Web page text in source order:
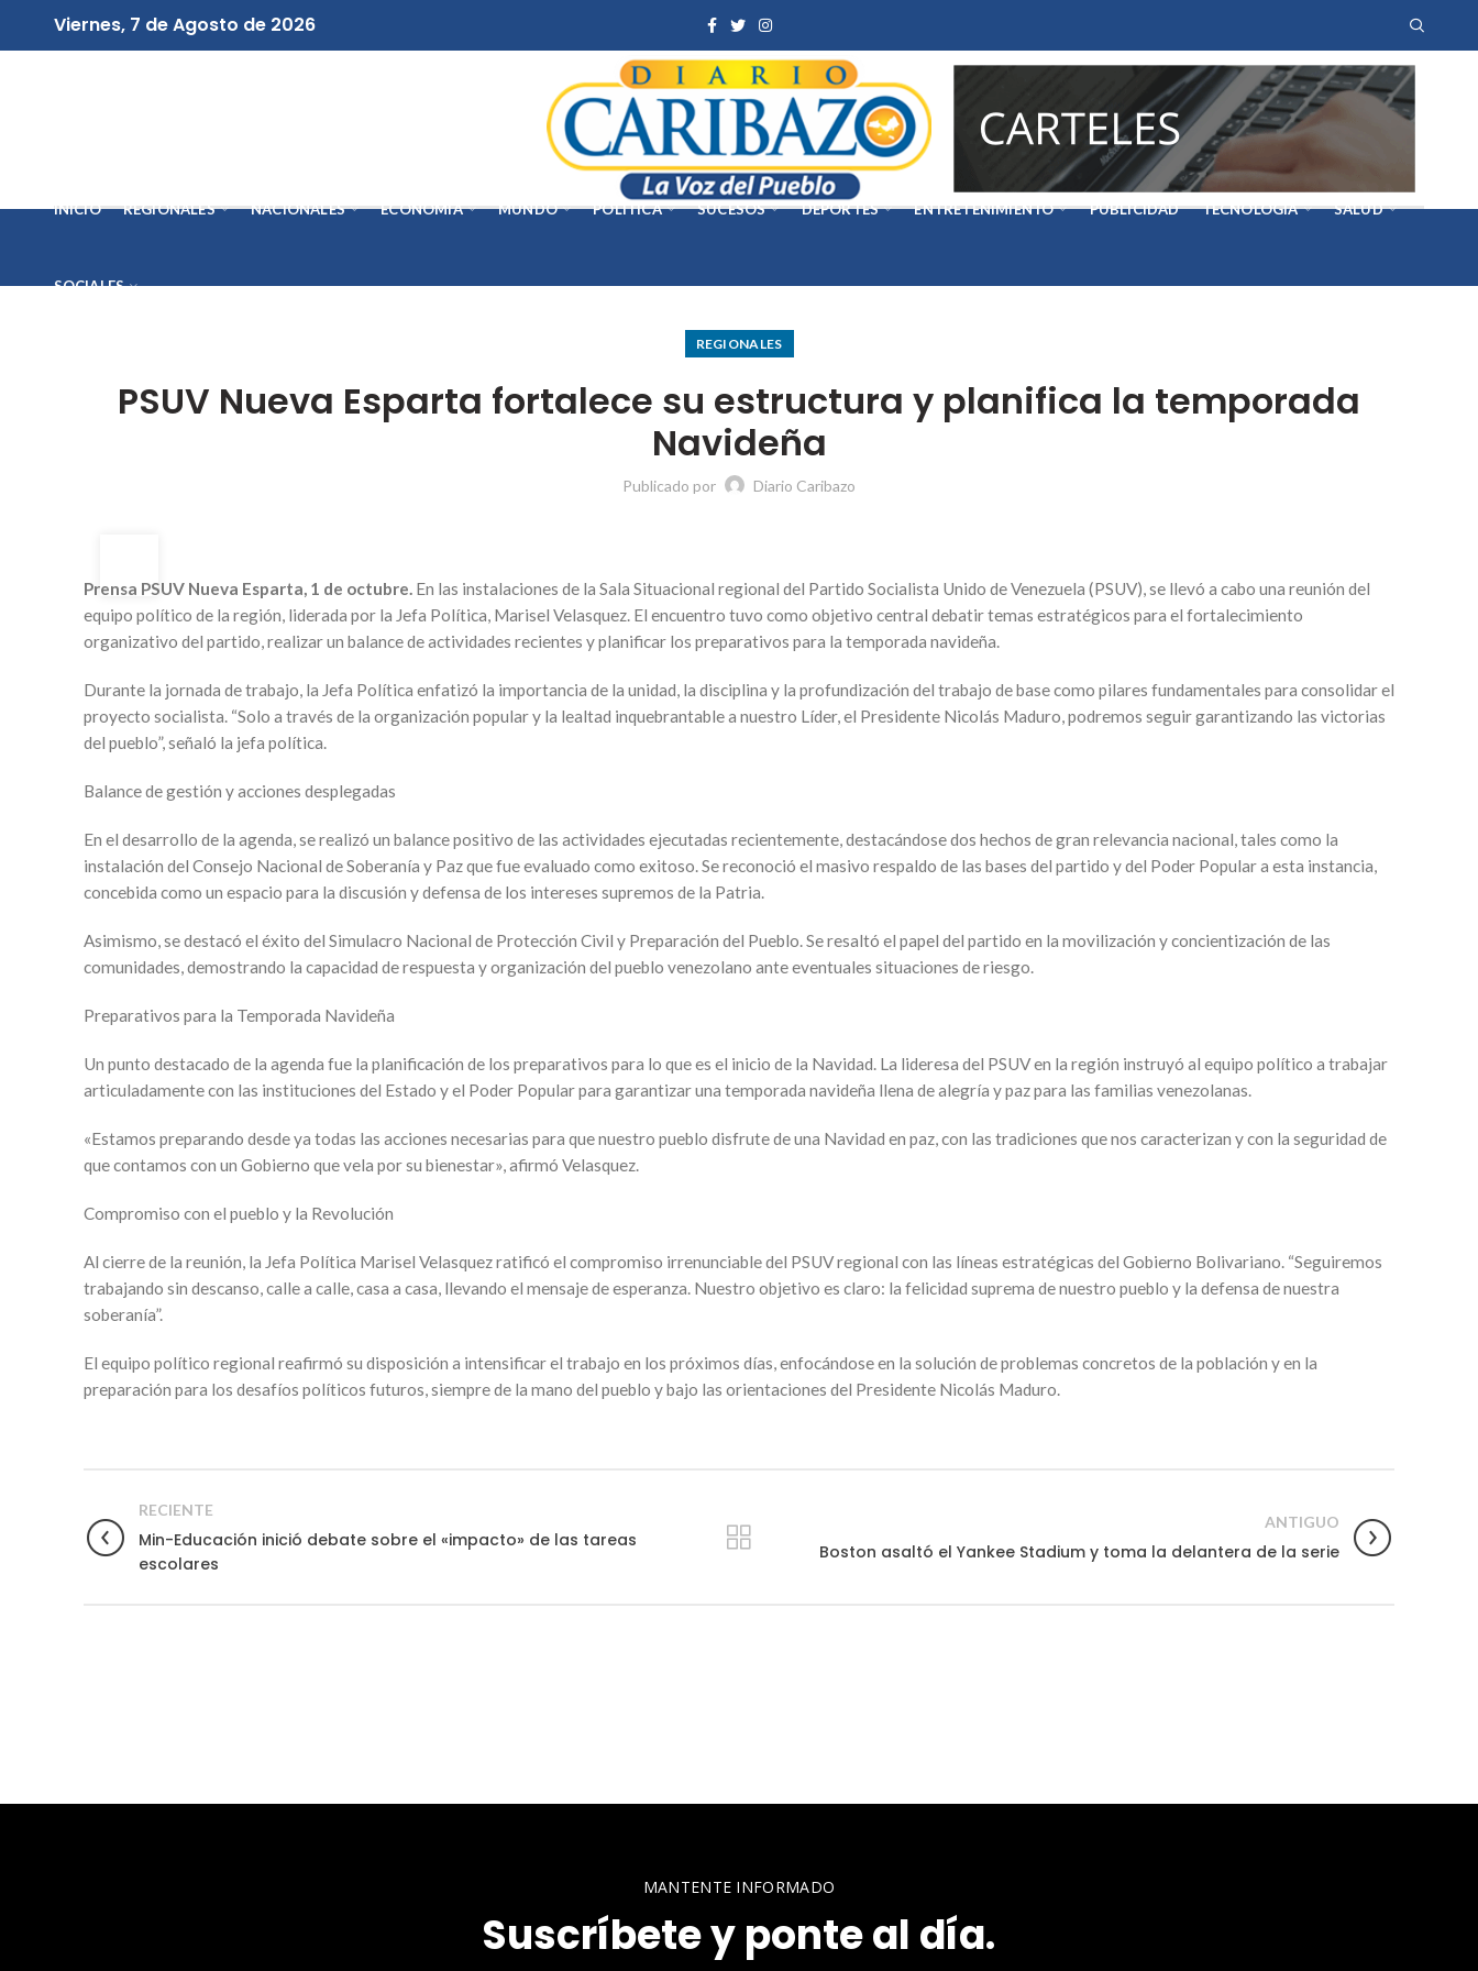
Viernes, 7 de Agosto de 2026
INICIO REGIONALES NACIONALES ECONOMÍA MUNDO POLÍTICA SUCESOS DEPORTES ENTRETENIMIENTO PUBLICIDAD TECNOLOGÍA SALUD
SOCIALES
REGIONALES
PSUV Nueva Esparta fortalece su estructura y planifica la temporada
Navideña
Publicado por Diario Caribazo
OCT
Prensa PSUV Nueva Esparta, 1 de octubre. En las instalaciones de la Sala Situacional regional del Partido Socialista Unido de Venezuela (PSUV), se llevó a cabo una reunión del
equipo político de la región, liderada por la Jefa Política, Marisel Velasquez. El encuentro tuvo como objetivo central debatir temas estratégicos para el fortalecimiento
organizativo del partido, realizar un balance de actividades recientes y planificar los preparativos para la temporada navideña.
Durante la jornada de trabajo, la Jefa Política enfatizó la importancia de la unidad, la disciplina y la profundización del trabajo de base como pilares fundamentales para consolidar el
proyecto socialista. “Solo a través de la organización popular y la lealtad inquebrantable a nuestro Líder, el Presidente Nicolás Maduro, podremos seguir garantizando las victorias
del pueblo”, señaló la jefa política.
Balance de gestión y acciones desplegadas
En el desarrollo de la agenda, se realizó un balance positivo de las actividades ejecutadas recientemente, destacándose dos hechos de gran relevancia nacional, tales como la
instalación del Consejo Nacional de Soberanía y Paz que fue evaluado como exitoso. Se reconoció el masivo respaldo de las bases del partido y del Poder Popular a esta instancia,
concebida como un espacio para la discusión y defensa de los intereses supremos de la Patria.
Asimismo, se destacó el éxito del Simulacro Nacional de Protección Civil y Preparación del Pueblo. Se resaltó el papel del partido en la movilización y concientización de las
comunidades, demostrando la capacidad de respuesta y organización del pueblo venezolano ante eventuales situaciones de riesgo.
Preparativos para la Temporada Navideña
Un punto destacado de la agenda fue la planificación de los preparativos para lo que es el inicio de la Navidad. La lideresa del PSUV en la región instruyó al equipo político a trabajar
articuladamente con las instituciones del Estado y el Poder Popular para garantizar una temporada navideña llena de alegría y paz para las familias venezolanas.
«Estamos preparando desde ya todas las acciones necesarias para que nuestro pueblo disfrute de una Navidad en paz, con las tradiciones que nos caracterizan y con la seguridad de
que contamos con un Gobierno que vela por su bienestar», afirmó Velasquez.
Compromiso con el pueblo y la Revolución
Al cierre de la reunión, la Jefa Política Marisel Velasquez ratificó el compromiso irrenunciable del PSUV regional con las líneas estratégicas del Gobierno Bolivariano. “Seguiremos
trabajando sin descanso, calle a calle, casa a casa, llevando el mensaje de esperanza. Nuestro objetivo es claro: la felicidad suprema de nuestro pueblo y la defensa de nuestra
soberanía”.
El equipo político regional reafirmó su disposición a intensificar el trabajo en los próximos días, enfocándose en la solución de problemas concretos de la población y en la
preparación para los desafíos políticos futuros, siempre de la mano del pueblo y bajo las orientaciones del Presidente Nicolás Maduro.
RECIENTE
Min-Educación inició debate sobre el «impacto» de las tareas
escolares
ANTIGUO
Boston asaltó el Yankee Stadium y toma la delantera de la serie
MANTENTE INFORMADO
Suscríbete y ponte al día.